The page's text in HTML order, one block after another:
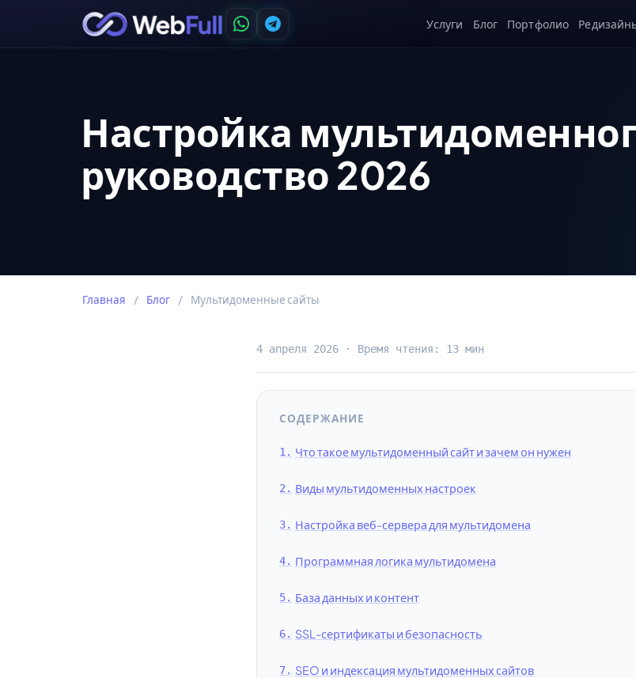
Услуги Блог Портфолио
Настройка
руководство 2026
Главная / Блог / Мультидоменные сайты
4 апреля 2026 · Время чтения: 13 мин
СОДЕРЖАНИЕ
Что такое мультидоменный сайт и зачем он нужен
Виды мультидоменных настроек
Настройка веб-сервера для мультидомена
Программная логика мультидомена
База данных и контент
SSL-сертификаты и безопасность
SEO и индексация мультидоменных сайтов